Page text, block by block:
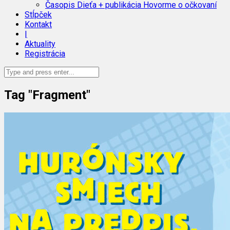
Časopis Dieťa + publikácia Hovorme o očkovaní
Stĺpček
Kontakt
|
Aktuality
Registrácia
Tag "Fragment"